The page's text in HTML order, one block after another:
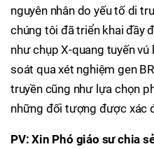
nguyên nhân do yếu tố di
chúng tôi đã triển khai đầy
như chụp X-quang tuyến
soát qua xét nghiệm gen
truyền cũng như lựa chọn
những đối tượng được xác
PV: Xin Phó giáo sư chia